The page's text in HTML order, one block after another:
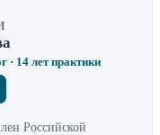
14 лет практики
Российской